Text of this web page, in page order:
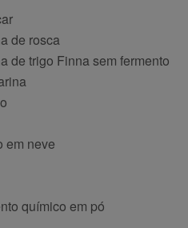
de rosca
de trigo Finna sem fermento
em neve
químico em pó